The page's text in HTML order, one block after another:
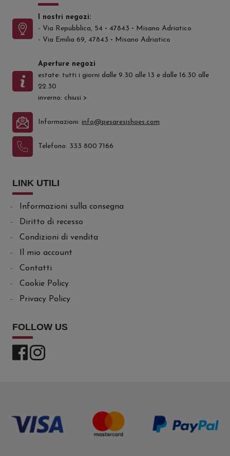
I nostri negozi:
- Via Repubblica, 54 - 47843 - Misano Adriatico
- Via Emilia 69, 47843 - Misano Adriatico
Aperture negozi
estate: tutti i giorni dalle 9.30 alle 13 e dalle 16.30 alle
22.30
inverno: chiusi >
Informazioni:info@pesaresishoes.com
Telefono: 333 800 7166
LINK UTILI
Informazioni sulla consegna
Diritto di recesso
Condizioni di vendita
Il mio account
Contatti
Cookie Policy
Privacy Policy
FOLLOW US